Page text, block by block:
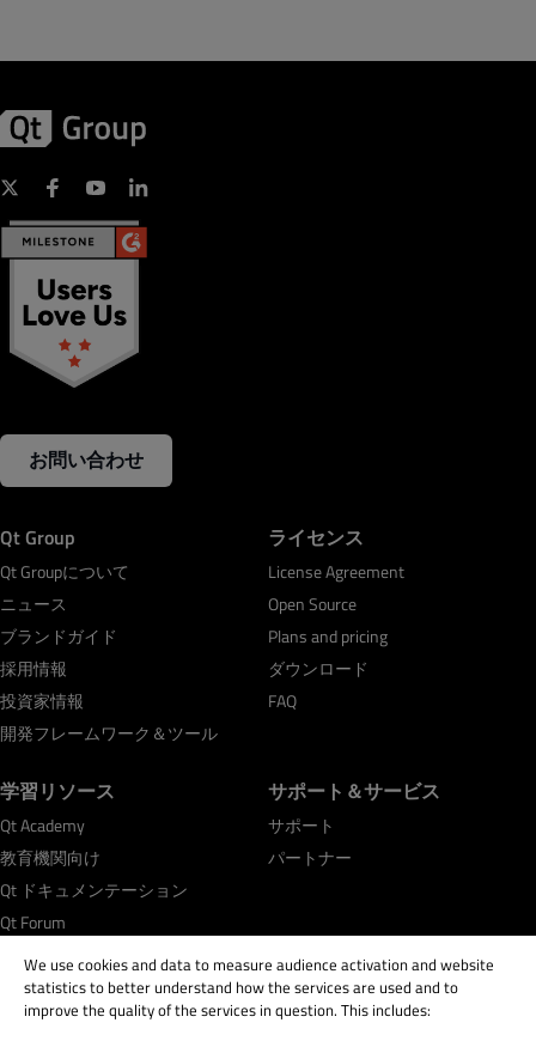
お問い合わせ
Qt Group
Qt Groupについて
ニュース
ブランドガイド
採用情報
投資家情報
開発フレームワーク＆ツール
ライセンス
License Agreement
Open Source
Plans and pricing
ダウンロード
FAQ
学習リソース
Qt Academy
教育機関向け
Qt ドキュメンテーション
Qt Forum
サポート＆サービス
サポート
パートナー
We use cookies and data to measure audience activation and website
statistics to better understand how the services are used and to
improve the quality of the services in question. This includes: